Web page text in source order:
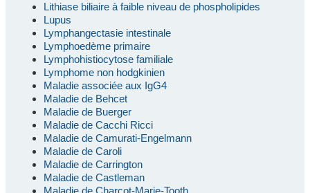
Lithiase biliaire à faible niveau de phospholipides
Lupus
Lymphangectasie intestinale
Lymphoedème primaire
Lymphohistiocytose familiale
Lymphome non hodgkinien
Maladie associée aux IgG4
Maladie de Behcet
Maladie de Buerger
Maladie de Cacchi Ricci
Maladie de Camurati-Engelmann
Maladie de Caroli
Maladie de Carrington
Maladie de Castleman
Maladie de Charcot-Marie-Tooth